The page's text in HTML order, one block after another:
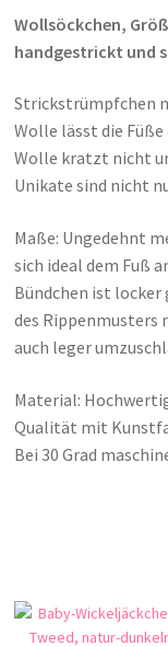
Wollsöckchen,
handgestrickt und
Strickstrümpfchen
Wolle lässt die
Wolle kratzt nicht
Unikate sind nicht
Maße: Ungedehnt
sich ideal dem Fuß
Bündchen ist
des Rippenmusters
auch leger
Material:
Qualität mit
Bei 30 Grad